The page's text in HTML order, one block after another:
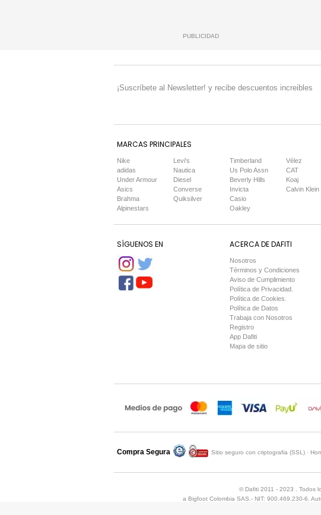
PUBLICIDAD
¡Suscríbete al Newsletter! y recibe descuentos increibles
MARCAS PRINCIPALES
Nike
adidas
Under Armour
Asics
Brahma
Alpinestars
Levi's
Nautica
Diesel
Converse
Quiksilver
Timberland
Us Polo Assn
Beverly Hills
Invicta
Casio
Oakley
Vélez
CAT
Koaj
Calvin Klein
SÍGUENOS EN ACERCA DE DAFITI
Nosotros
Términos y Condiciones
Aviso de Cumplimiento
Política de Privacidad.
Política de Cookies.
Política de Datos
Trabaja con Nosotros
Registro
App Dafiti
Mapa de sitio
Compra Segura
Compra asegurada por Sitio seguro con criptografia (SSL) ·
© Dafiti 2011 - 2023 . Todos
a Bigfoot Colombia SAS.- NIT: 900.469.230-6.